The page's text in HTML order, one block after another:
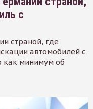
с
страной, где
автомобилей с
как минимум об